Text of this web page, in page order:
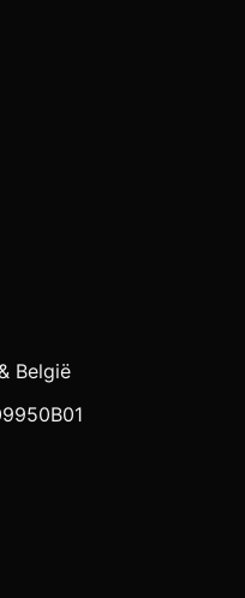
België